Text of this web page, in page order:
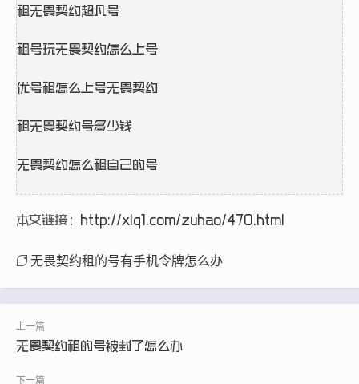
租无畏契约超凡号
租号玩无畏契约怎么上号
优号租怎么上号无畏契约
租无畏契约号多少钱
无畏契约怎么租自己的号
本文链接： http://xlq1.com/zuhao/470.html
无畏契约租的号有手机令牌怎么办
无畏契约租的号被封了怎么办